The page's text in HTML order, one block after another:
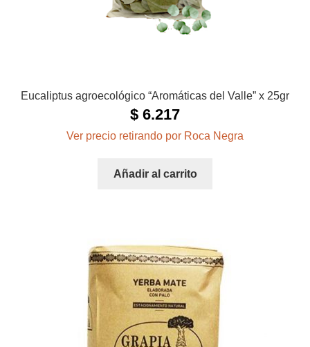
Eucaliptus agroecológico “Aromáticas del Valle” x 25gr
$ 6.217
Ver precio retirando por Roca Negra
Añadir al carrito